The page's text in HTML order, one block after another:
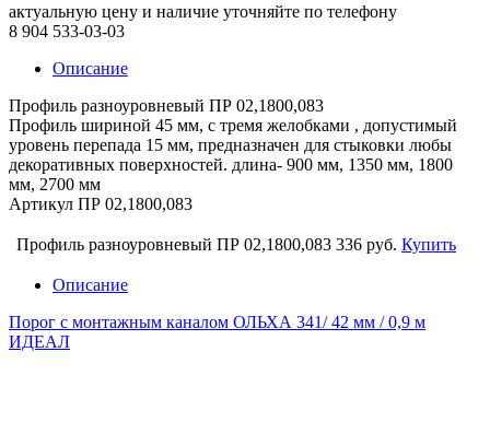
актуальную цену и наличие уточняйте по телефону
8 904 533-03-03
Описание
Профиль разноуровневый ПР 02,1800,083
Профиль шириной 45 мм, с тремя желобками , допустимый
уровень перепада 15 мм, предназначен для стыковки любы
декоративных поверхностей. длина- 900 мм, 1350 мм, 1800
мм, 2700 мм
Артикул ПР 02,1800,083
Профиль разноуровневый ПР 02,1800,083 336 руб. Купить
Описание
Порог с монтажным каналом ОЛЬХА 341/ 42 мм / 0,9 м
ИДЕАЛ